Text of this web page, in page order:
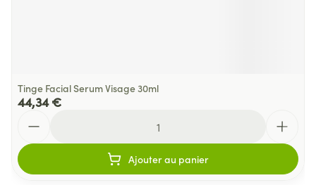
Tinge Facial Serum Visage 30ml
44,34 €
Ajouter au panier